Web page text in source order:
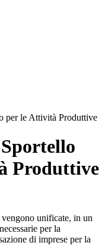
per le Attività Produttive
Produttive
unificate, in un
per la
di imprese per la